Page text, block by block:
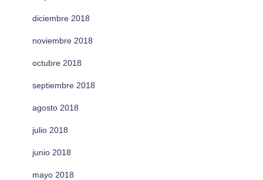
diciembre 2018
noviembre 2018
octubre 2018
septiembre 2018
agosto 2018
julio 2018
junio 2018
mayo 2018